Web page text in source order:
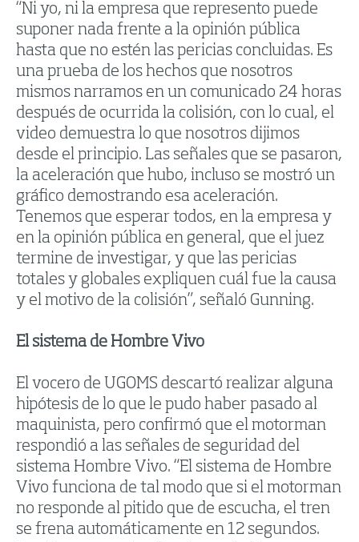
“Ni yo, ni la empresa que represento puede
suponer nada frente a la opinión pública
hasta que no estén las pericias concluidas. Es
una prueba de los hechos que nosotros
mismos narramos en un comunicado 24 horas
después de ocurrida la colisión, con lo cual, el
video demuestra lo que nosotros dijimos
desde el principio. Las señales que se pasaron,
la aceleración que hubo, incluso se mostró un
gráfico demostrando esa aceleración.
Tenemos que esperar todos, en la empresa y
en la opinión pública en general, que el juez
termine de investigar, y que las pericias
totales y globales expliquen cuál fue la causa
y el motivo de la colisión”, señaló Gunning.
El sistema de Hombre Vivo
El vocero de UGOMS descartó realizar alguna
hipótesis de lo que le pudo haber pasado al
maquinista, pero confirmó que el motorman
respondió a las señales de seguridad del
sistema Hombre Vivo. “El sistema de Hombre
Vivo funciona de tal modo que si el motorman
no responde al pitido que de escucha, el tren
se frena automáticamente en 12 segundos.